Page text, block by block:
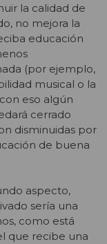
la calidad de
no mejora la
educación
(por ejemplo,
musical o la
eso algún
cerrado
disminuidas por
de buena
aspecto,
sería una
como está
que recibe una